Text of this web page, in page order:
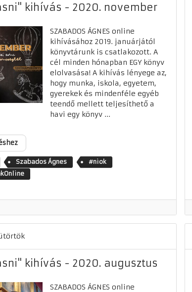
kihívás - 2020. november
SZABADOS ÁGNES online
kihívásához 2019. januárjától
könyvtárunk is csatlakozott. A
cél minden hónapban EGY könyv
elolvasása! A kihívás lényege az,
hogy munka, iskola, egyetem,
gyerekek és mindenféle egyéb
teendő mellett teljesíthető a
havi egy könyv ...
Szabados Ágnes
#niok
kihívás - 2020. augusztus
SZABADOS ÁGNES online